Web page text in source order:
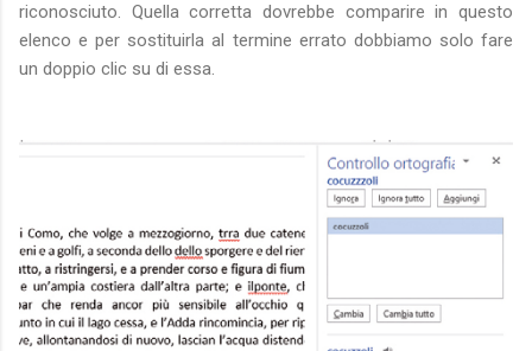
riconosciuto. Quella corretta dovrebbe comparire in questo
elenco e per sostituirla al termine errato dobbiamo solo fare
un doppio clic su di essa.